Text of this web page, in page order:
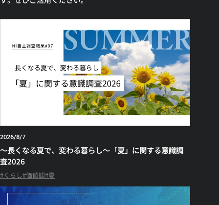
2026/8/7
～長くなる夏で、変わる暮らし～「夏」に関する意識調
査2026
くらし 価値観 夏